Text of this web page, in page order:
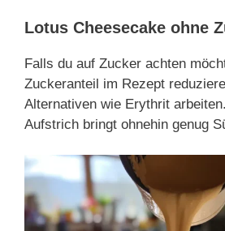
Lotus Cheesecake ohne
Falls du auf Zucker achten
Zuckeranteil im Rezept
Alternativen wie Erythrit
Aufstrich bringt ohnehin genug